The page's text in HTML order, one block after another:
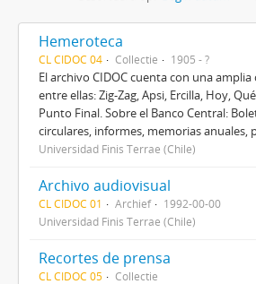
Hemeroteca
CL CIDOC 04 Collectie 1905 - ?
El archivo CIDOC cuenta con una
entre ellas: Zig-Zag, Apsi, Ercilla, Hoy,
Punto Final. Sobre el Banco Central:
circulares, informes, memorias anuales,
Universidad Finis Terrae (Chile)
Archivo audiovisual
CL CIDOC 01 Archief
1992-00-00
Universidad Finis Terrae (Chile)
Recortes de prensa
CL CIDOC 05
Collectie